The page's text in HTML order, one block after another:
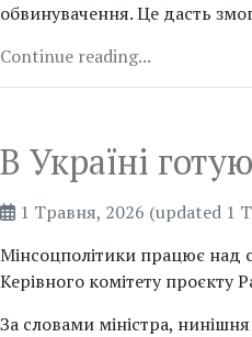
обвинувачення. Це дасть
Continue reading...
В Україні
1 Травня, 2026 (updated 1
Мінсоцполітики працює над
Керівного комітету проєкту
За словами міністра,